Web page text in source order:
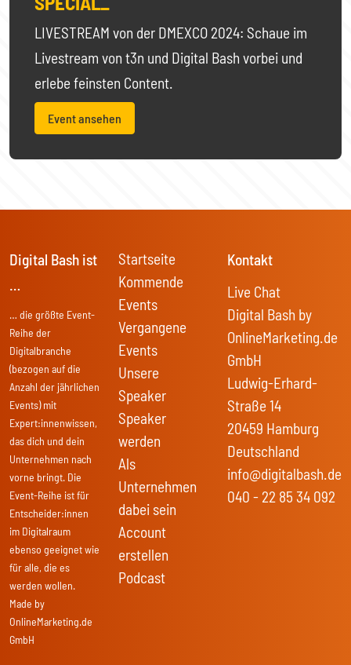
LIVESTREAM von der DMEXCO 2024: Schaue im
Livestream von t3n und Digital Bash vorbei und
erlebe feinsten Content.
Event ansehen
Digital Bash ist
…
… die größte Event-
Reihe der
Digitalbranche
(bezogen auf die
Anzahl der jährlichen
Events) mit
Expert:innenwissen,
das dich und dein
Unternehmen nach
vorne bringt. Die
Event-Reihe ist für
Entscheider:innen
im Digitalraum
ebenso geeignet wie
für alle, die es
werden wollen.
Made by
OnlineMarketing.de
GmbH
Startseite
Kommende
Events
Vergangene
Events
Unsere
Speaker
Speaker
werden
Als
Unternehmen
dabei sein
Account
erstellen
Podcast
Kontakt
Live Chat
Digital Bash by
OnlineMarketing.de
GmbH
Ludwig-Erhard-
Straße 14
20459 Hamburg
Deutschland
info@digitalbash.de
040 - 22 85 34 092